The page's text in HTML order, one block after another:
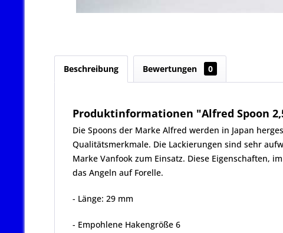
Beschreibung Bewertungen 0
Produktinformationen "Alfred Spoon
Die Spoons der Marke Alfred werden in Japan
Qualitätsmerkmale. Die Lackierungen sind sehr
Marke Vanfook zum Einsatz. Diese Eigenschaften,
das Angeln auf Forelle.
- Länge: 29 mm
- Empohlene Hakengröße 6